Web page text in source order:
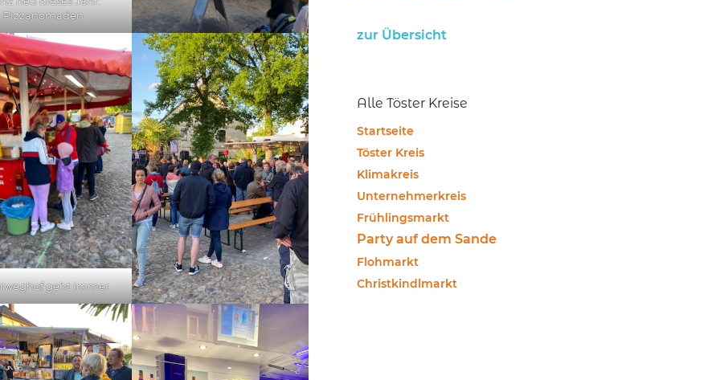
Pizzanomaden
geht immer
zur Übersicht
Alle Töster Kreise
Startseite
Töster Kreis
Klimakreis
Unternehmerkreis
Frühlingsmarkt
Party auf dem Sande
Flohmarkt
Christkindlmarkt